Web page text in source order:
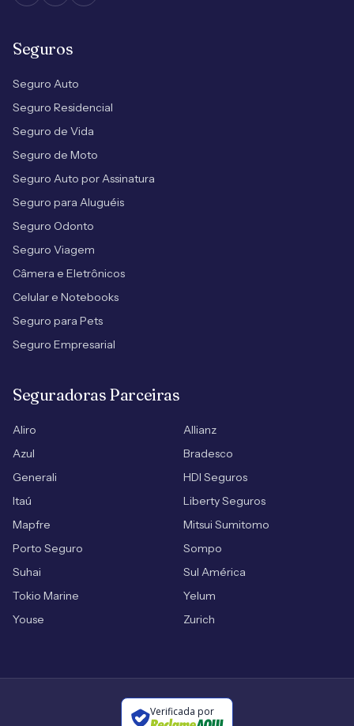
Seguros
Seguro Auto
Seguro Residencial
Seguro de Vida
Seguro de Moto
Seguro Auto por Assinatura
Seguro para Aluguéis
Seguro Odonto
Seguro Viagem
Câmera e Eletrônicos
Celular e Notebooks
Seguro para Pets
Seguro Empresarial
Seguradoras Parceiras
Aliro
Allianz
Azul
Bradesco
Generali
HDI Seguros
Itaú
Liberty Seguros
Mapfre
Mitsui Sumitomo
Porto Seguro
Sompo
Suhai
Sul América
Tokio Marine
Yelum
Youse
Zurich
Verificada por